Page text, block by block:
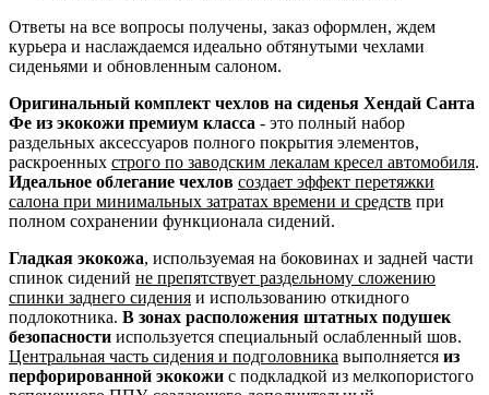
Ответы на все вопросы получены, заказ оформлен, ждем
курьера и наслаждаемся идеально обтянутыми чехлами
сиденьями и обновленным салоном.
Оригинальный комплект чехлов на сиденья Хендай Санта
Фе из экокожи премиум класса - это полный набор
раздельных аксессуаров полного покрытия элементов,
раскроенных строго по заводским лекалам кресел автомобиля.
Идеальное облегание чехлов создает эффект перетяжки
салона при минимальных затратах времени и средств при
полном сохранении функционала сидений.
Гладкая экокожа, используемая на боковинах и задней части
спинок сидений не препятствует раздельному сложению
спинки заднего сидения и использованию откидного
подлокотника. В зонах расположения штатных подушек
безопасности используется специальный ослабленный шов.
Центральная часть сидения и подголовника выполняется из
перфорированной экокожи с подкладкой из мелкопористого